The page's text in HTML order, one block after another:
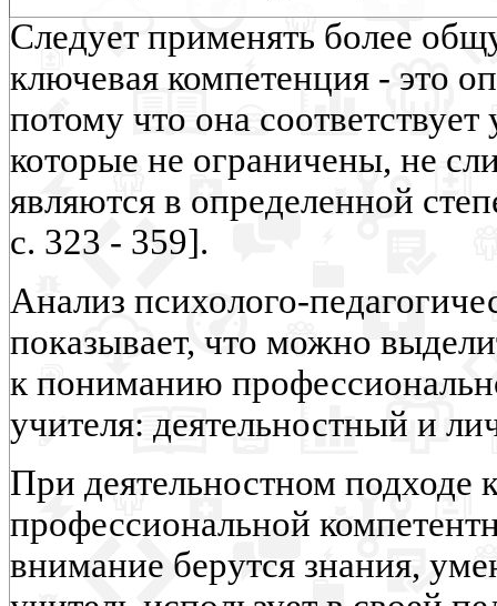
Следует применять более
ключевая компетенция - это
потому что она
которые не ограничены, не
являются в определенной
с. 323 - 359].
Анализ психолого-
показывает, что можно
к пониманию
учителя: деятельностный и
При деятельностном
профессиональной
внимание берутся знания,